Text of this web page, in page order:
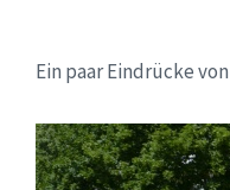
Ein paar Eindrücke